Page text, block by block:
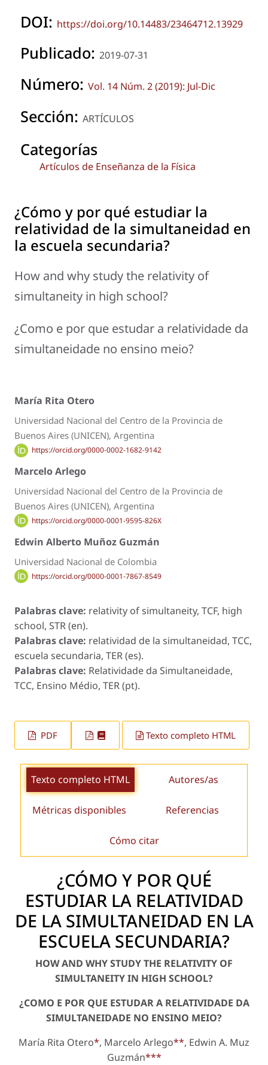
DOI: https://doi.org/10.14483/23464712.13929
Publicado: 2019-07-31
Número: Vol. 14 Núm. 2 (2019): Jul-Dic
Sección: ARTÍCULOS
Categorías
Artículos de Enseñanza de la Física
¿Cómo y por qué estudiar la
relatividad de la simultaneidad en
la escuela secundaria?
How and why study the relativity of
simultaneity in high school?
¿Como e por que estudar a relatividade da
simultaneidade no ensino meio?
María Rita Otero
Universidad Nacional del Centro de la Provincia de
Buenos Aires (UNICEN), Argentina
https://orcid.org/0000-0002-1682-9142
Marcelo Arlego
Universidad Nacional del Centro de la Provincia de
Buenos Aires (UNICEN), Argentina
https://orcid.org/0000-0001-9595-826X
Edwin Alberto Muñoz Guzmán
Universidad Nacional de Colombia
https://orcid.org/0000-0001-7867-8549
Palabras clave: relativity of simultaneity, TCF, high
school, STR (en).
Palabras clave: relatividad de la simultaneidad, TCC,
escuela secundaria, TER (es).
Palabras clave: Relatividade da Simultaneidade,
TCC, Ensino Médio, TER (pt).
PDF Texto completo HTML
Texto completo HTML Autores/as
Métricas disponibles Referencias
Cómo citar
¿CÓMO Y POR QUÉ
ESTUDIAR LA RELATIVIDAD
DE LA SIMULTANEIDAD EN LA
ESCUELA SECUNDARIA?
HOW AND WHY STUDY THE RELATIVITY OF
SIMULTANEITY IN HIGH SCHOOL?
¿COMO E POR QUE ESTUDAR A RELATIVIDADE DA
SIMULTANEIDADE NO ENSINO MEIO?
María Rita Otero*, Marcelo Arlego**, Edwin A. Muz
Guzmán***